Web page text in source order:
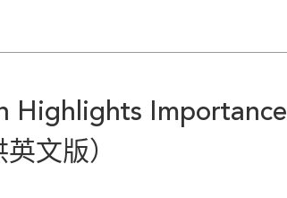
Highlights Importance
文版）